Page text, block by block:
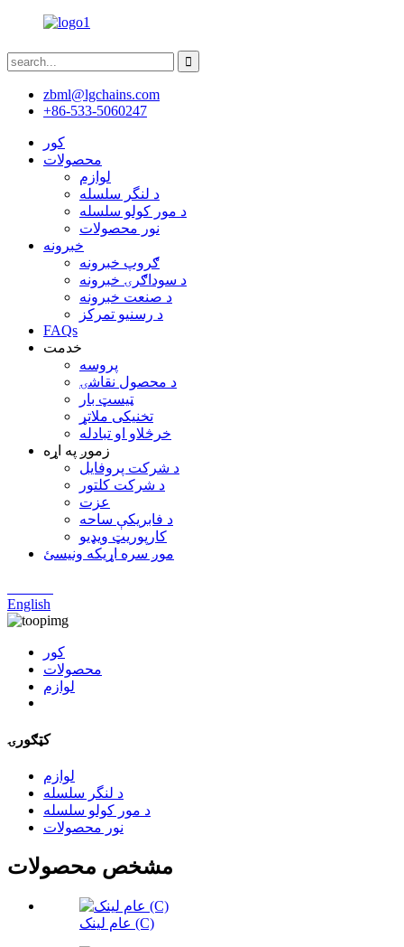
zbml@lgchains.com
+86-533-5060247
کور
محصولات
لوازم
د لنگر سلسله
د مور کولو سلسله
نور محصولات
خبرونه
ګروپ خبرونه
د سوداګرۍ خبرونه
د صنعت خبرونه
د رسنیو تمرکز
FAQs
خدمت
پروسه
د محصول نقاشۍ
ټیسټ بار
تخنیکی ملاتړ
خرڅلاو او تبادله
زموږ په اړه
د شرکت پروفایل
د شرکت کلتور
عزت
د فابریکې ساحه
کارپوریټ ویډیو
موږ سره اړیکه ونیسئ
English
کور
محصولات
لوازم
کټګورۍ
لوازم
د لنگر سلسله
د مور کولو سلسله
نور محصولات
مشخص محصولات
عام لینک (C)